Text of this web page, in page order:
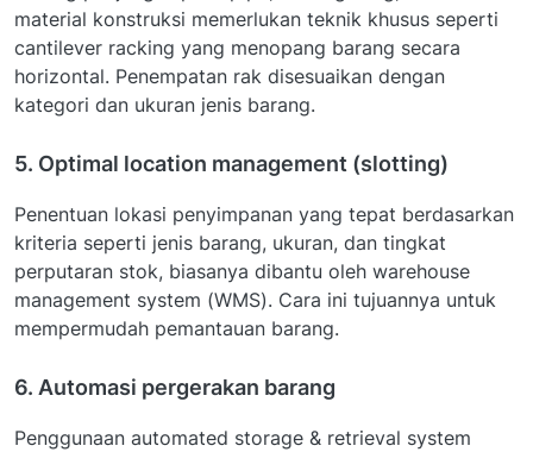
material konstruksi memerlukan teknik khusus seperti
cantilever racking yang menopang barang secara
horizontal. Penempatan rak disesuaikan dengan
kategori dan ukuran jenis barang.
5. Optimal location management (slotting)
Penentuan lokasi penyimpanan yang tepat berdasarkan
kriteria seperti jenis barang, ukuran, dan tingkat
perputaran stok, biasanya dibantu oleh warehouse
management system (WMS). Cara ini tujuannya untuk
mempermudah pemantauan barang.
6. Automasi pergerakan barang
Penggunaan automated storage & retrieval system